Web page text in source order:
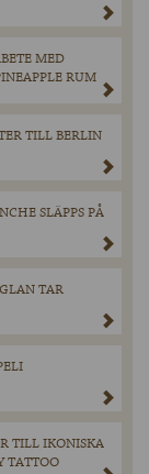
MED
RUM
TILL BERLIN
SLÄPPS PÅ
TAR
TILL IKONISKA
TATTOO